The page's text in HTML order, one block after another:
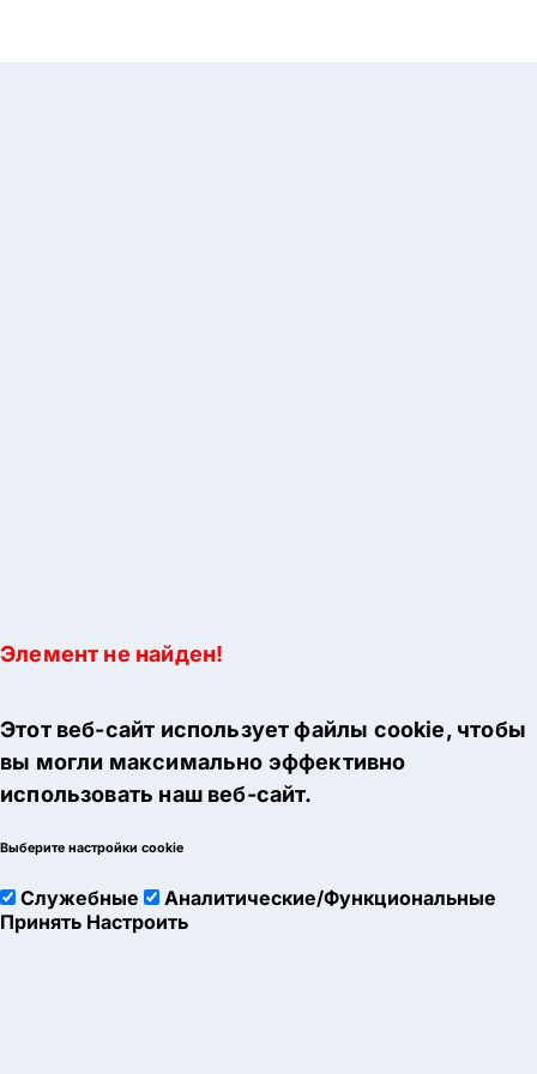
Элемент не найден!
Этот веб-сайт использует файлы cookie, чтобы
вы могли максимально эффективно
использовать наш веб-сайт.
Выберите настройки cookie
Служебные
Аналитические/Функциональные
Принять Настроить